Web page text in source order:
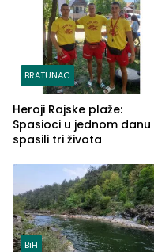
BRATUNAC
Heroji Rajske plaže:
Spasioci u jednom danu
spasili tri života
BiH